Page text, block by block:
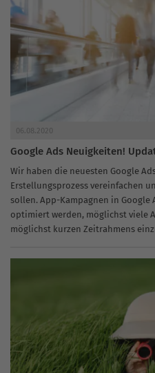
06.08.2020
Google Ads Neuigkeiten!
Wir haben die neuesten Google
Erstellungsprozess vereinfachen
sollen. App-Kampagnen in
optimiert werden, möglichst viele
möglichst kurzen Zeitrahmens